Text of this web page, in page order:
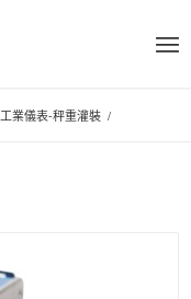
工業儀表-秤重灌裝 /